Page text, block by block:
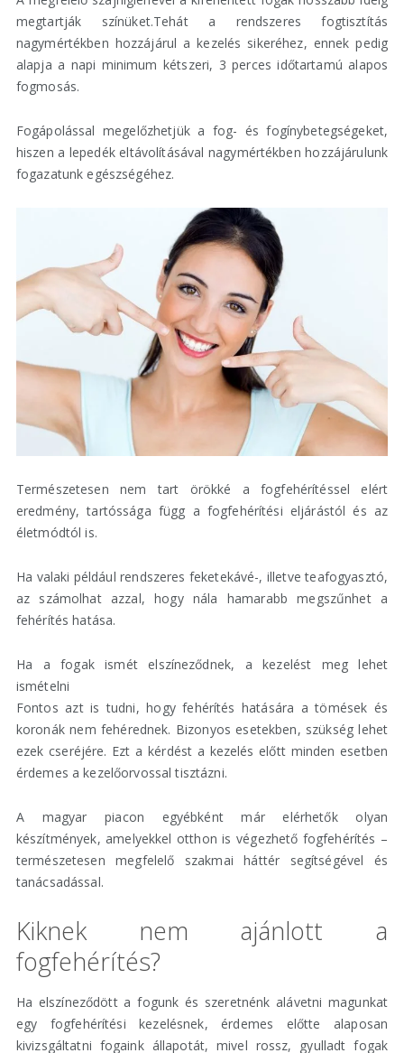
megtartják színüket.Tehát a rendszeres fogtisztítás
nagymértékben hozzájárul a kezelés sikeréhez, ennek pedig
alapja a napi minimum kétszeri, 3 perces időtartamú alapos
fogmosás.
Fogápolással megelőzhetjük a fog- és fogínybetegségeket,
hiszen a lepedék eltávolításával nagymértékben hozzájárulunk
fogazatunk egészségéhez.
Természetesen nem tart örökké a fogfehérítéssel elért
eredmény, tartóssága függ a fogfehérítési eljárástól és az
életmódtól is.
Ha valaki például rendszeres feketekávé-, illetve teafogyasztó,
az számolhat azzal, hogy nála hamarabb megszűnhet a
fehérítés hatása.
Ha a fogak ismét elszíneződnek, a kezelést meg lehet
ismételni
Fontos azt is tudni, hogy fehérítés hatására a tömések és
koronák nem fehérednek. Bizonyos esetekben, szükség lehet
ezek cseréjére. Ezt a kérdést a kezelés előtt minden esetben
érdemes a kezelőorvossal tisztázni.
A magyar piacon egyébként már elérhetők olyan
készítmények, amelyekkel otthon is végezhető fogfehérítés –
természetesen megfelelő szakmai háttér segítségével és
tanácsadással.
Kiknek nem ajánlott a
fogfehérítés?
Ha elszíneződött a fogunk és szeretnénk alávetni magunkat
egy fogfehérítési kezelésnek, érdemes előtte alaposan
kivizsgáltatni fogaink állapotát, mivel rossz, gyulladt fogak